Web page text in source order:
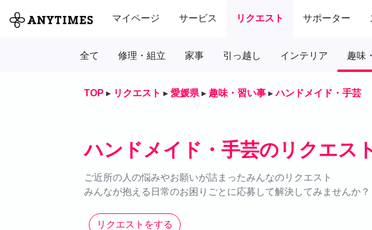
マイページ サービス リクエスト サポーター
全て 修理・組立 家事 引っ越し インテリア 趣味
TOP ▸ リクエスト ▸ 愛媛県 ▸ 趣味・習い事 ▸ ハンドメイド・手芸
ハンドメイド・手芸のリクエス
ご近所の人の悩みやお願いが詰まったみんなのリクエスト
みんなが抱える日常のお困りごとに応募して解決してみませんか？
リクエストをする